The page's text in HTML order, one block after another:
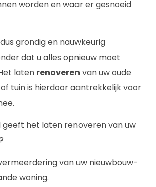
worden en waar er gesnoeid
grondig en nauwkeurig
dat u alles opnieuw moet
laten renoveren van uw oude
tuin is hierdoor aantrekkelijk voor
geeft het laten renoveren van uw
van uw nieuwbouw-
woning.